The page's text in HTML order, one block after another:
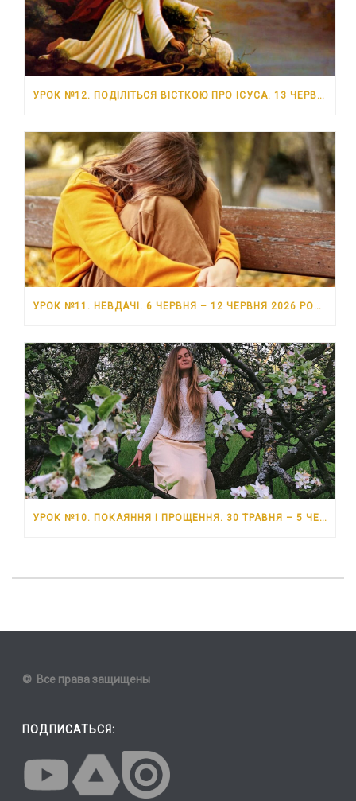
УРОК №12. ПОДІЛІТЬСЯ ВІСТКОЮ ПРО ІСУСА. 13 ЧЕРВНЯ – 19 ЧЕРВНЯ 2026 РОКУ
УРОК №11. НЕВДАЧІ. 6 ЧЕРВНЯ – 12 ЧЕРВНЯ 2026 РОКУ
УРОК №10. ПОКАЯННЯ І ПРОЩЕННЯ. 30 ТРАВНЯ – 5 ЧЕРВНЯ 2026 РОКУ
© Все права защищены
ПОДПИСАТЬСЯ: